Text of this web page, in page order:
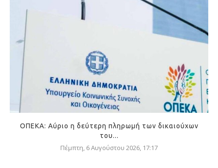
ΟΠΕΚΑ: Αύριο η δεύτερη πληρωμή των δικαιούχων
του...
Πέμπτη, 6 Αυγούστου 2026, 17:17